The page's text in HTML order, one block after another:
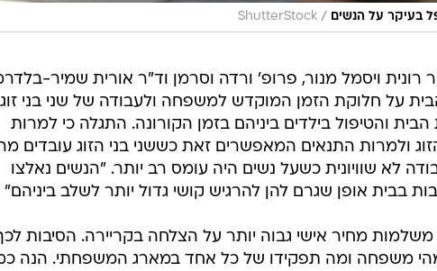
בעיקר על הנשים /
ShutterStock
שביצעו ד"ר רונית ויסמל מנור, פרופ' ורדה וסרמן וד"ר אורית שמיר-
על חלוקת הזמן המוקדש למשפחה ולעבודה של שני בני זוג
והטיפול בילדים ביניהם בזמן הקורונה. התגלה כי למרות
הזוג ולמרות התנאים המאפשרים זאת כששני בני הזוג עובדים
לא שוויונית כשעל נשים היה עומס רב יותר. "הנשים נאלצו
בבית אופן שגרם להן להרגיש קושי גדול יותר לשלב ביניהם"
מחיר אישי גבוה יותר על הצלחה בקריירה. הסיבות
מהי משפחה ומה תפקידו של כל אחד במארג המשפחתי. הנה